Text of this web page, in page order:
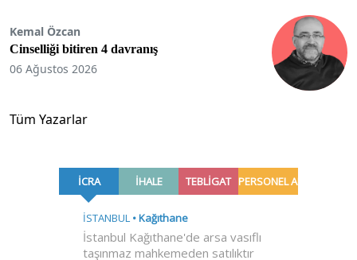
Kemal Özcan
Cinselliği bitiren 4 davranış
06 Ağustos 2026
Tüm Yazarlar